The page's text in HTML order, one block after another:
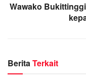
Wawako
BeritaTerkait